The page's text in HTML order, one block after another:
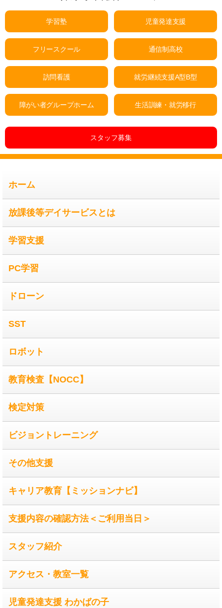
学習塾 児童発達支援
フリースクール 通信制高校
訪問看護 就労継続支援A型B型
障がい者グループホーム 生活訓練・就労移行
スタッフ募集
ホーム
放課後等デイサービスとは
学習支援
PC学習
ドローン
SST
ロボット
教育検査【NOCC】
検定対策
ビジョントレーニング
その他支援
キャリア教育【ミッションナビ】
支援内容の確認方法＜ご利用当日＞
スタッフ紹介
アクセス・教室一覧
児童発達支援 わかばの子